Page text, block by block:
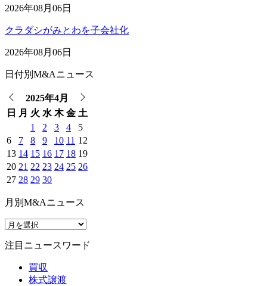
2026年08月06日
クラダシがみとわを子会社化
2026年08月06日
日付別M&Aニュース
2025年4月
日
月 火 水 木 金 土
1
2 3 4
5
6
7 8 9 10 11 12
13 14 15 16 17 18 19
20 21 22 23 24 25 26
27 28 29 30
月別M&Aニュース
注目ニュースワード
買収
株式譲渡